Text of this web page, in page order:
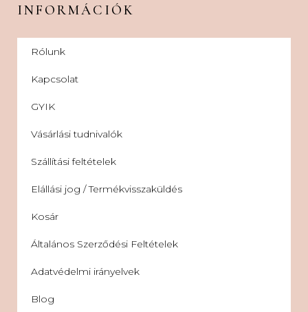
INFORMÁCIÓK
Rólunk
Kapcsolat
GYIK
Vásárlási tudnivalók
Szállítási feltételek
Elállási jog / Termékvisszaküldés
Kosár
Általános Szerződési Feltételek
Adatvédelmi irányelvek
Blog